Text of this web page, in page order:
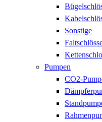
Sonstige
Pumpen
CO2-